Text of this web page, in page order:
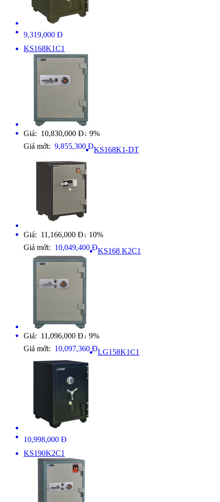
9,319,000 Đ
KS168K1C1
Giá: 10,830,000 Đ ↓ 9%
Giá mới: 9,855,300 ĐKS168K1-DT
Giá: 11,166,000 Đ ↓ 10%
Giá mới: 10,049,400 ĐKS168 K2C1
Giá: 11,096,000 Đ ↓ 9%
Giá mới: 10,097,360 ĐLG158K1C1
10,998,000 Đ
KS190K2C1